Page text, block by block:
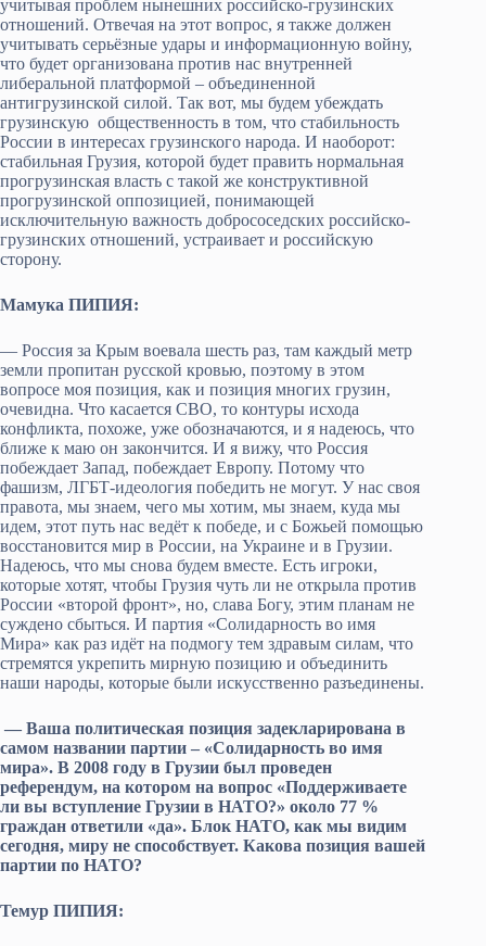
учитывая проблем нынешних российско-грузинских
отношений. Отвечая на этот вопрос, я также должен
учитывать серьёзные удары и информационную войну,
что будет организована против нас внутренней
либеральной платформой – объединенной
антигрузинской силой. Так вот, мы будем убеждать
грузинскую общественность в том, что стабильность
России в интересах грузинского народа. И наоборот:
стабильная Грузия, которой будет править нормальная
прогрузинская власть с такой же конструктивной
прогрузинской оппозицией, понимающей
исключительную важность добрососедских российско-
грузинских отношений, устраивает и российскую
сторону.
Мамука ПИПИЯ:
— Россия за Крым воевала шесть раз, там каждый метр
земли пропитан русской кровью, поэтому в этом
вопросе моя позиция, как и позиция многих грузин,
очевидна. Что касается СВО, то контуры исхода
конфликта, похоже, уже обозначаются, и я надеюсь, что
ближе к маю он закончится. И я вижу, что Россия
побеждает Запад, побеждает Европу. Потому что
фашизм, ЛГБТ-идеология победить не могут. У нас своя
правота, мы знаем, чего мы хотим, мы знаем, куда мы
идем, этот путь нас ведёт к победе, и с Божьей помощью
восстановится мир в России, на Украине и в Грузии.
Надеюсь, что мы снова будем вместе. Есть игроки,
которые хотят, чтобы Грузия чуть ли не открыла против
России «второй фронт», но, слава Богу, этим планам не
суждено сбыться. И партия «Солидарность во имя
Мира» как раз идёт на подмогу тем здравым силам, что
стремятся укрепить мирную позицию и объединить
наши народы, которые были искусственно разъединены.
— Ваша политическая позиция задекларирована в
самом названии партии – «Солидарность во имя
мира». В 2008 году в Грузии был проведен
референдум, на котором на вопрос «Поддерживаете
ли вы вступление Грузии в НАТО?» около 77 %
граждан ответили «да». Блок НАТО, как мы видим
сегодня, миру не способствует. Какова позиция вашей
партии по НАТО?
Темур ПИПИЯ: